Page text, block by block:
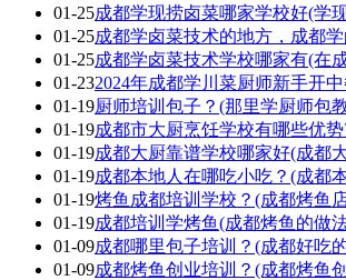
01-25成都学现捞卤菜哪家学校好(学
01-25成都学卤菜技术的地方，成都
01-25成都学卤菜技术学校哪家有(在
01-232024年成都学川菜厨师新手开
01-19厨师培训包子？(那里学厨师包
01-19成都市大厨烹饪学校有哪些优势
01-19成都大厨靠谱学校哪家好(成都
01-19成都本地人在哪吃小吃？(成都
01-19烤鱼成都培训学校？(成都烤鱼
01-19成都培训学烤鱼(成都烤鱼的做
01-09成都哪里包子培训？(成都好吃
01-09成都烤鱼创业培训？(成都烤鱼